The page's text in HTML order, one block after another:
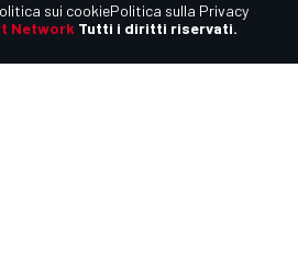
Network Tutti i diritti riservati.
sui cookiePolitica sulla Privacy